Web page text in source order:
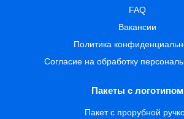
FAQ
Вакансии
Политика
Согласие на обработку
Пакеты с логотипом
Пакет с прорубной